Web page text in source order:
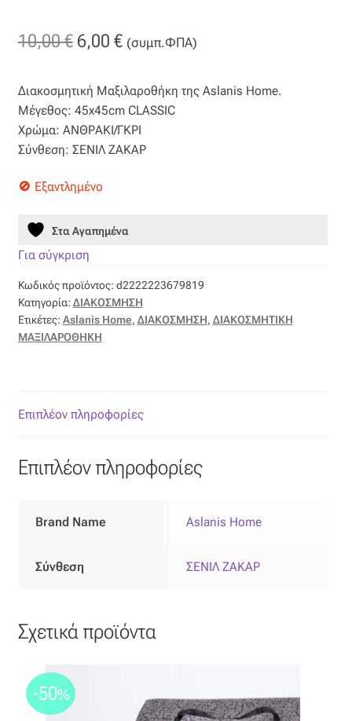
Βελουτέ
Βουάλ
Γάζα
Γκρο
Δίχτυ
Κρεπ
Λινό
Λονέτα
Μπροκάρ
Οργάντζα
10,00€ Original
was:
10,00 €.
6,00 €Η
τιμή
είναι:
6,00 €.
(συμπ.ΦΠΑ)
Διακοσμητική Μαξιλαροθήκη της Aslanis Home.
Μέγεθος: 45x45cm CLASSIC
Χρώμα: ΑΝΘΡΑΚΙ/ΓΚΡΙ
Σύνθεση: ΣΕΝΙΛ ΖΑΚΑΡ
Εξαντλημένο
Στα Αγαπημένα
Για σύγκριση
Κωδικός προϊόντος: d2222223679819
Κατηγορία: ΔΙΑΚΟΣΜΗΣΗ
Ετικέτες: Aslanis Home, ΔΙΑΚΟΣΜΗΣΗ, ΔΙΑΚΟΣΜΗΤΙΚΗ
ΜΑΞΙΛΑΡΟΘΗΚΗ
Επιπλέον πληροφορίες
Επιπλέον πληροφορίες
Brand Name Aslanis Home
Σύνθεση ΣΕΝΙΛ ΖΑΚΑΡ
Σχετικά προϊόντα
-50%